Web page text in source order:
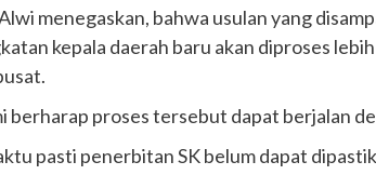
menegaskan, bahwa usulan yang
kepala daerah baru akan diproses
berharap proses tersebut dapat berjalan
pasti penerbitan SK belum dapat